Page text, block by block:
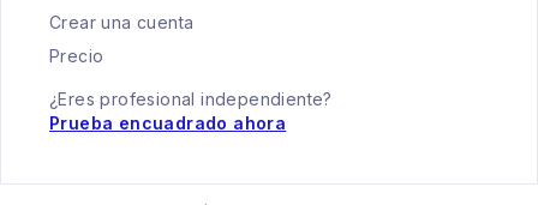
Crear una cuenta
Precio
¿Eres profesional independiente?
Prueba encuadrado ahora